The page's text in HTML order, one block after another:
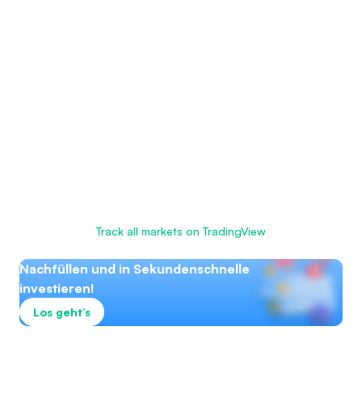
Track all markets on TradingView
Nachfüllen und in Sekundenschnelle
investieren!
Los geht’s